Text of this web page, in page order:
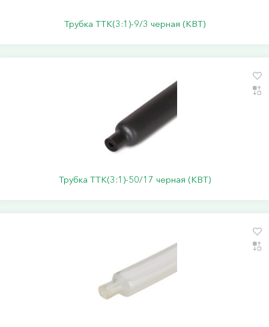
Трубка ТТК(3:1)-9/3 черная (КВТ)
Трубка ТТК(3:1)-50/17 черная (КВТ)